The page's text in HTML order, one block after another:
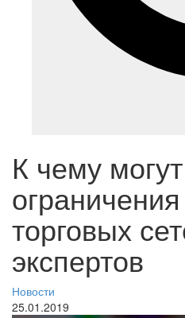
К чему
торговых
экспертов
Новости
25.01.2019